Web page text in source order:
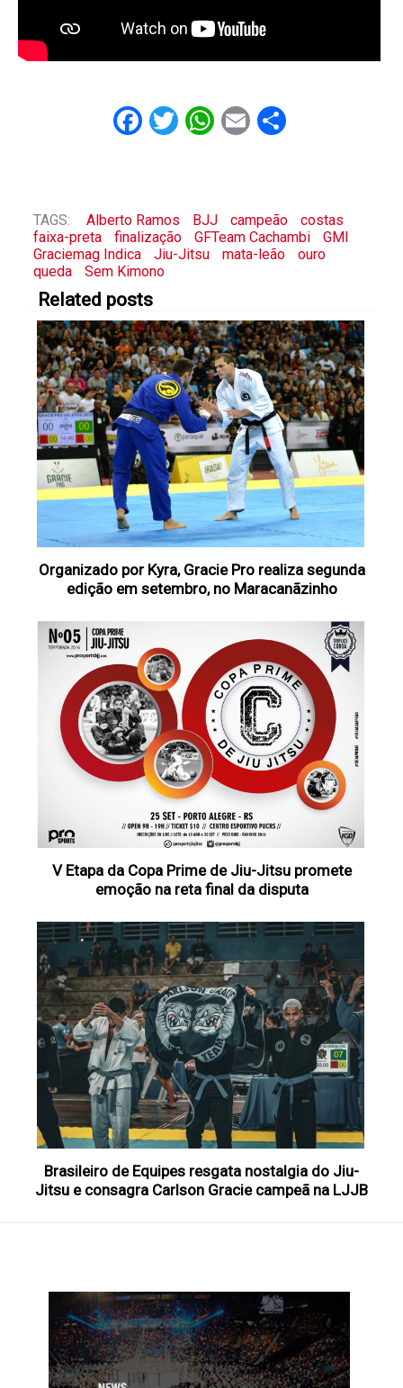
Facebook
Twitter
WhatsApp
EmailShare
TAGS: Alberto Ramos BJJ campeão
costas
faixa-preta
finalização GFTeam Cachambi
GMI
Graciemag Indica
Jiu-Jitsu mata-leão
ouro
queda
Sem Kimono
Related posts
Organizado por Kyra, Gracie Pro realiza segunda
edição em setembro, no Maracanãzinho
V Etapa da Copa Prime de Jiu-Jitsu promete
emoção na reta final da disputa
Brasileiro de Equipes resgata nostalgia do Jiu-
Jitsu e consagra Carlson Gracie campeã na LJJB